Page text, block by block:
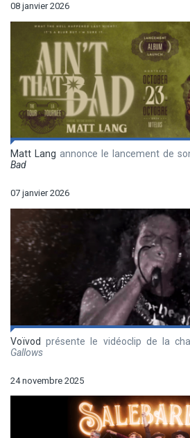
08 janvier 2026
Matt Lang annonce le lancement de
Bad
07 janvier 2026
Voïvod présente le vidéoclip de la
Gallows
24 novembre 2025